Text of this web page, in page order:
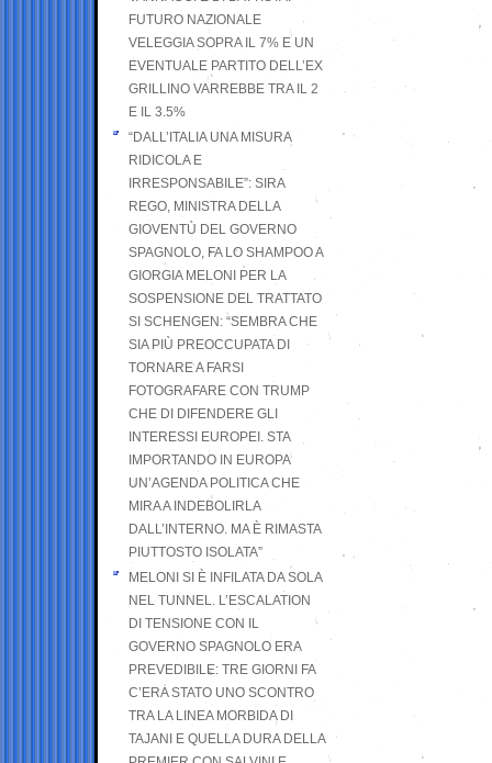
FUTURO NAZIONALE
VELEGGIA SOPRA IL 7% E UN
EVENTUALE PARTITO DELL’EX
GRILLINO VARREBBE TRA IL 2
E IL 3.5%
“DALL’ITALIA UNA MISURA
RIDICOLA E
IRRESPONSABILE”: SIRA
REGO, MINISTRA DELLA
GIOVENTÙ DEL GOVERNO
SPAGNOLO, FA LO SHAMPOO A
GIORGIA MELONI PER LA
SOSPENSIONE DEL TRATTATO
SI SCHENGEN: “SEMBRA CHE
SIA PIÙ PREOCCUPATA DI
TORNARE A FARSI
FOTOGRAFARE CON TRUMP
CHE DI DIFENDERE GLI
INTERESSI EUROPEI. STA
IMPORTANDO IN EUROPA
UN’AGENDA POLITICA CHE
MIRA A INDEBOLIRLA
DALL’INTERNO. MA È RIMASTA
PIUTTOSTO ISOLATA”
MELONI SI È INFILATA DA SOLA
NEL TUNNEL. L’ESCALATION
DI TENSIONE CON IL
GOVERNO SPAGNOLO ERA
PREVEDIBILE: TRE GIORNI FA
C’ERA STATO UNO SCONTRO
TRA LA LINEA MORBIDA DI
TAJANI E QUELLA DURA DELLA